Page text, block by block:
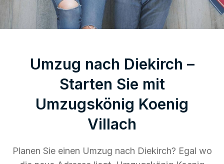
Umzug nach Diekirch –
Starten Sie mit
Umzugskönig Koenig
Villach
Planen Sie einen Umzug nach Diekirch? Egal wo